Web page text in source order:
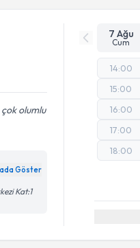
olumlu
Göster
Kat:1
7 Ağu
Cum
14:00
15:00
16:00
17:00
18:00